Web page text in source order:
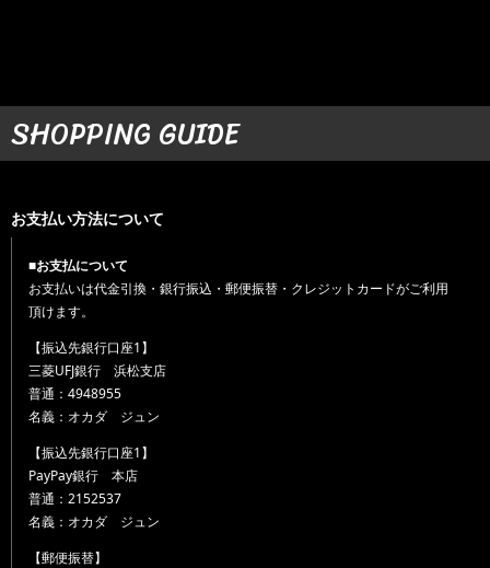
SHOPPING GUIDE
お支払い方法について
■お支払について
お支払いは代金引換・銀行振込・郵便振替・クレジットカードがご利用
頂けます。
【振込先銀行口座1】
三菱UFJ銀行 浜松支店
普通：4948955
名義：オカダ ジュン
【振込先銀行口座1】
PayPay銀行 本店
普通：2152537
名義：オカダ ジュン
【郵便振替】